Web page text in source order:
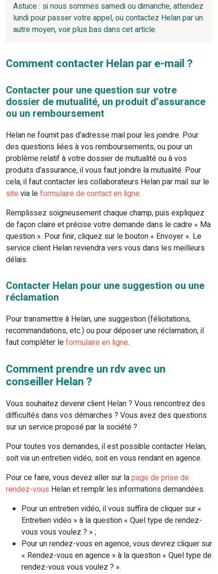
Astuce : si nous sommes samedi ou dimanche, attendez
lundi pour passer votre appel, ou contactez Helan par un
autre moyen, voir plus bas dans cet article.
Comment contacter Helan par e-mail ?
Contacter pour une question sur votre
dossier de mutualité, un produit d’assurance
ou un remboursement
Helan ne fournit pas d’adresse mail pour les joindre. Pour
des questions liées à vos remboursements, ou pour un
problème relatif à votre dossier de mutualité ou à vos
produits d’assurance, il vous faut joindre la mutualité. Pour
cela, il faut contacter les collaborateurs Helan par mail sur le
sitevia leformulaire de contact en ligne.
Remplissez soigneusement chaque champ, puis expliquez
de façon claire et précise votre demande dans le cadre « Ma
question ». Pour finir, cliquez sur le bouton « Envoyer ». Le
service client Helan reviendra vers vous dans les meilleurs
délais.
Contacter Helan pour une suggestion ou une
réclamation
Pour transmettre à Helan, une suggestion (félicitations,
recommandations, etc.) ou pour déposer une réclamation, il
faut compléter leformulaire en ligne.
Comment prendre un rdv avec un
conseiller Helan ?
Vous souhaitez devenir client Helan ? Vous rencontrez des
difficultés dans vos démarches ? Vous avez des questions
sur un service proposé par la société ?
Pour toutes vos demandes, il est possible contacter Helan,
soit via un entretien vidéo, soit en vous rendant en agence.
Pour ce faire, vous devez aller sur lapage de prise de
rendez-vous Helan et remplir les informations demandées.
Pour un entretien vidéo, il vous suffira de cliquer sur «
Entretien vidéo » à la question « Quel type de rendez-
vous vous voulez ? » ;
Pour un rendez-vous en agence, vous devrez cliquer sur
« Rendez-vous en agence » à la question « Quel type de
rendez-vous vous voulez ? ».